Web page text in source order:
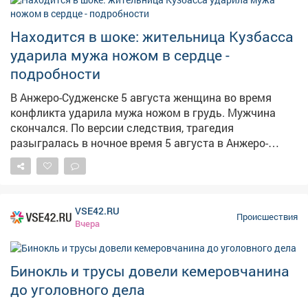
своей квартире, перекрасив его в другой цвет, чтоб
владелец не узнал свое транспортное средство.
Следователем Отдела МВД России «Междуреченский»
возбуждено уголовное дело по п.в.ч.2 ст.158 УК РФ
«Кража». Санкции данной статьи предусматривают в
качестве наказания до 5 лет лишения свободы.
Похищенный велосипед полицейские изъяли и
вернули законной владелице.
Находится в шоке: жительница Кузбасса
ударила мужа ножом в сердце -
подробности
В Анжеро-Судженске 5 августа женщина во время
конфликта ударила мужа ножом в грудь. Мужчина
скончался. По версии следствия, трагедия
разыгралась в ночное время 5 августа в Анжеро-
Судженске. В ходе ссоры женщина ударила супруга
ножом в грудную клетку. Пострадавшему оказали
скончался. Как сообщили в СУ СК по Кузбассу,
женщину задержали. Сейчас решается вопрос об
избрании ей меры пресечения. Правоохранители
осмотрели место происшествия, изъяли орудие
преступления – нож, допросили свидетелей, провели
проверку показаний на месте. Назначен комплекс
VSE42.RU
Вчера
Происшествия
Бинокль и трусы довели кемеровчанина
до уголовного дела